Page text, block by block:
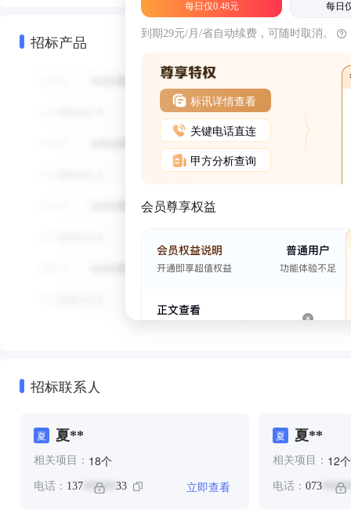
招标产品
每日仅0.48元 每日
到期29元/月/省自动续费，可随时取消。
标讯详情查看
关键电话直连
甲方分析查询
会员尊享权益
招标联系人
夏 夏**
相关项目： 18个
电话： 137 ****** 33 立即查看
夏 夏**
相关项目： 12个
电话： 073